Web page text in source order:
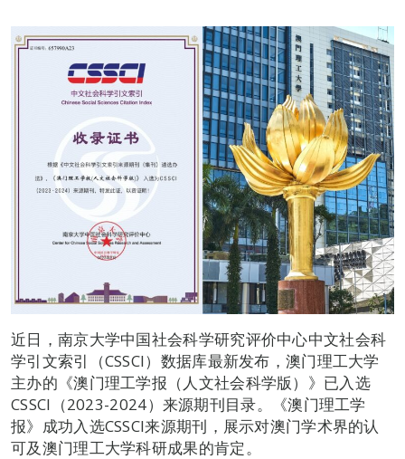
近日，南京大学中国社会科学研究评价中心中文社会科
学引文索引（CSSCI）数据库最新发布，澳门理工大学
主办的《澳门理工学报（人文社会科学版）》已入选
CSSCI（2023-2024）来源期刊目录。《澳门理工学
报》成功入选CSSCI来源期刊，展示对澳门学术界的认
可及澳门理工大学科研成果的肯定。